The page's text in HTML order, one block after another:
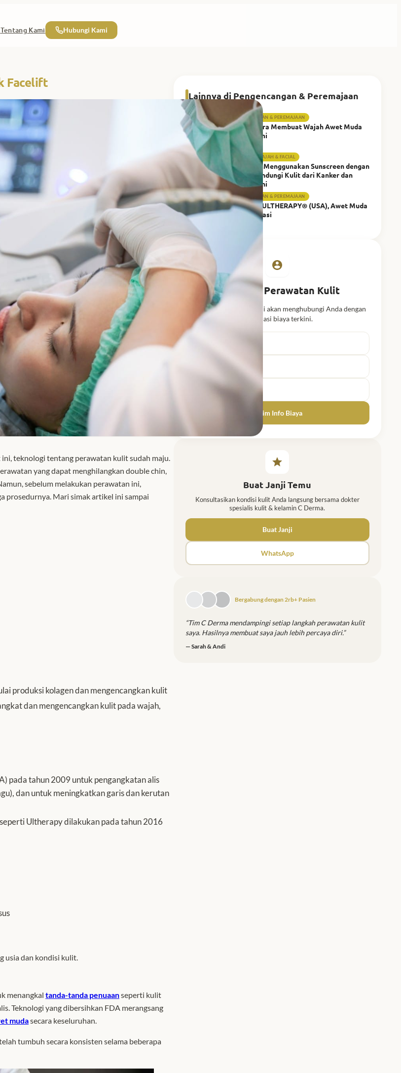
Tentang Kami Hubungi Kami
Facelift
teknologi tentang perawatan kulit sudah maju.
yang dapat menghilangkan double chin,
sebelum melakukan perawatan ini,
prosedurnya. Mari simak artikel ini sampai
produksi kolagen dan mengencangkan kulit
dan mengencangkan kulit pada wajah,
pada tahun 2009 untuk pengangkatan alis
dan untuk meningkatkan garis dan kerutan
Ultherapy dilakukan pada tahun 2016
usia dan kondisi kulit.
menangkal tanda-tanda penuaanseperti kulit
Teknologi yang dibersihkan FDA merangsang
mudasecara keseluruhan.
tumbuh secara konsisten selama beberapa
Lainnya di Pengencangan & Peremajaan
PENGENCANGAN & PEREMAJAAN
Catat 11 Cara Membuat Wajah Awet Muda
Secara Alami
PERAWATAN WAJAH & FACIAL
Pentingnya Menggunakan Sunscreen dengan
Benar: Melindungi Kulit dari Kanker dan
Penuaan Dini
PENGENCANGAN & PEREMAJAAN
Perawatan ULTHERAPY® (USA), Awet Muda
Tanpa Operasi
Info Biaya Perawatan Kulit
Isi form singkat, tim kami akan menghubungi Anda dengan
informasi biaya terkini.
Nama lengkap
No. WhatsApp
Email
Kirim Info Biaya
Buat Janji Temu
Konsultasikan kondisi kulit Anda langsung bersama dokter
spesialis kulit & kelamin C Derma.
Buat Janji
WhatsApp
Bergabung dengan 2rb+ Pasien
“Tim C Derma mendampingi setiap langkah perawatan kulit
saya. Hasilnya membuat saya jauh lebih percaya diri.”
— Sarah & Andi